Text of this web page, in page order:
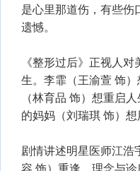
是心里那道伤，有些伤
遗憾。
《整形过后》正视人
生。李霏（王渝萱 饰
（林育品 饰）想重启
的妈妈（刘瑞琪 饰）
剧情讲述明星医师江浩
容 饰）重逢，理念与